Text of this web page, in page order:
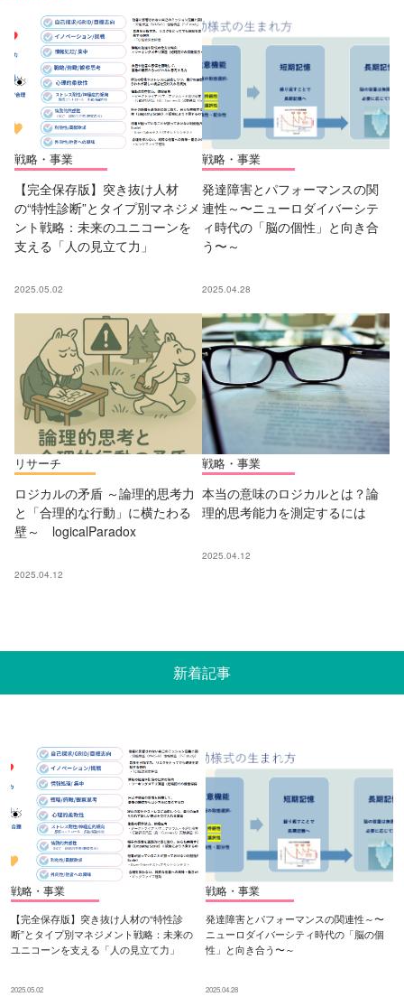
戦略・事業
【完全保存版】突き抜け人材
の“特性診断”とタイプ別マネジメ
ント戦略：未来のユニコーンを
支える「人の見立て力」
2025.05.02
戦略・事業
発達障害とパフォーマンスの関
連性～〜ニューロダイバーシテ
ィ時代の「脳の個性」と向き合
う〜～
2025.04.28
リサーチ
ロジカルの矛盾 ～論理的思考力
と「合理的な行動」に横たわる
壁～ logicalParadox
2025.04.12
戦略・事業
本当の意味のロジカルとは？論
理的思考能力を測定するには
2025.04.12
新着記事
戦略・事業
【完全保存版】突き抜け人材の“特性診
断”とタイプ別マネジメント戦略：未来の
ユニコーンを支える「人の見立て力」
2025.05.02
戦略・事業
発達障害とパフォーマンスの関連性～〜
ニューロダイバーシティ時代の「脳の個
性」と向き合う〜～
2025.04.28